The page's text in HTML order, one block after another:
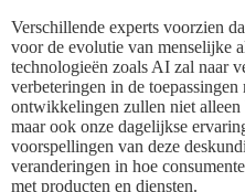
Verschillende experts voorzien
voor de evolutie van menselijke
technologieën zoals AI zal naar
verbeteringen in de
ontwikkelingen zullen niet alleen
maar ook onze dagelijkse
voorspellingen van deze
veranderingen in hoe
met producten en diensten.